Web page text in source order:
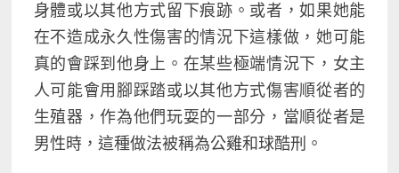
身體或以其他方式留下痕跡。或者，如果她能
在不造成永久性傷害的情況下這樣做，她可能
真的會踩到他身上。在某些極端情況下，女主
人可能會用腳踩踏或以其他方式傷害順從者的
生殖器，作為他們玩耍的一部分，當順從者是
男性時，這種做法被稱為公雞和球酷刑。